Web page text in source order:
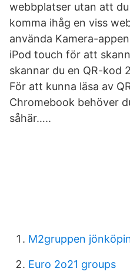
webbplatser utan att
komma ihåg en viss
använda Kamera-
iPod touch för att
skannar du en QR-kod
För att kunna läsa av
Chromebook behöver
såhär…..
M2gruppen
Euro 2o21 groups